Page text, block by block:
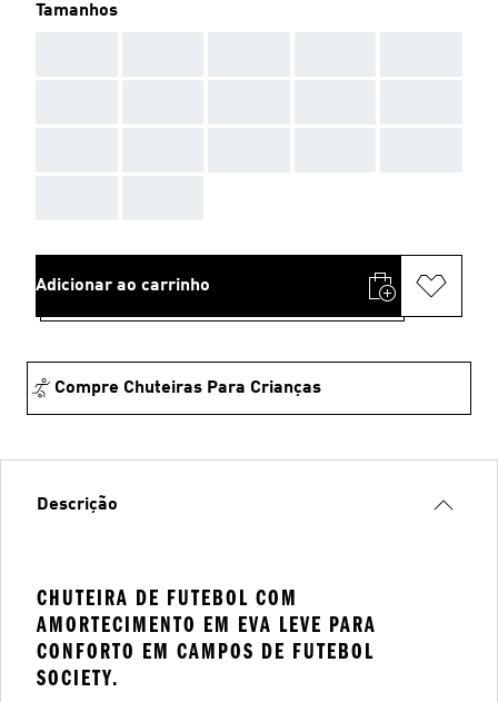
Tamanhos
Adicionar ao carrinho
Compre Chuteiras Para Crianças
Descrição
CHUTEIRA DE FUTEBOL COM
AMORTECIMENTO EM EVA LEVE PARA
CONFORTO EM CAMPOS DE FUTEBOL
SOCIETY.